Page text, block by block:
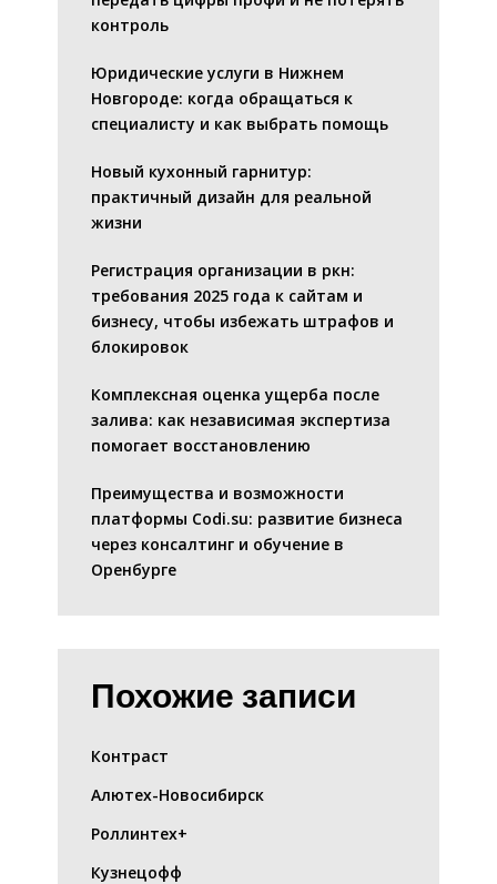
контроль
Юридические услуги в Нижнем
Новгороде: когда обращаться к
специалисту и как выбрать помощь
Новый кухонный гарнитур:
практичный дизайн для реальной
жизни
Регистрация организации в ркн:
требования 2025 года к сайтам и
бизнесу, чтобы избежать штрафов и
блокировок
Комплексная оценка ущерба после
залива: как независимая экспертиза
помогает восстановлению
Преимущества и возможности
платформы Codi.su: развитие бизнеса
через консалтинг и обучение в
Оренбурге
Похожие записи
Контраст
Алютех-Новосибирск
Роллинтех+
Кузнецофф